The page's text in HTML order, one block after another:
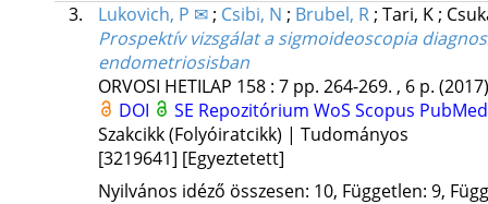
3.
Lukovich, P ✉ ; Csibi, N ; Brubel, R ; Tari, K ;
Prospektív vizsgálat a sigmoideoscopia
endometriosisban
ORVOSI HETILAP 158: 7 pp. 264-269. , 6 p. (2017)
DOI
SE Repozitórium WoS Scopus PubMed
Szakcikk (Folyóiratcikk) | Tudományos
[3219641] [Egyeztetett]
Nyilvános idéző összesen: 10, Független: 9,